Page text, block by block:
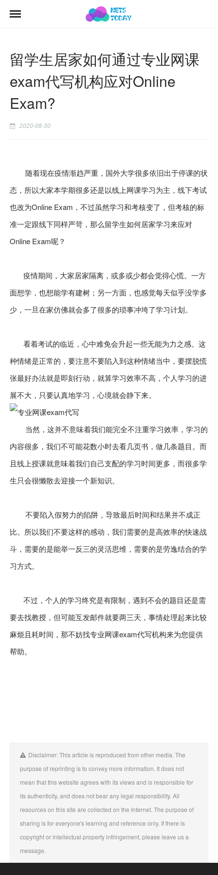
留学生居家如何通过专业网课
exam代写机构应对Online
Exam?
2020-08-30
随着现在疫情渐趋严重，国外大学很多依旧出于停课的状
态，所以大家本学期很多还是以线上网课学习为主，线下考试
也改为Online Exam，不过虽然学习和考核变了，但考核的标
准一定跟线下同样严苛，那么留学生如何居家学习来应对
Online Exam呢？
疫情期间，大家居家隔离，或多或少都会觉得心慌。一方
面想学，也想能学有建树；另一方面，也感觉每天似乎没学多
少，一旦在家仿佛就会多了很多的琐事冲垮了学习计划。
看着考试的临近，心中难免会升起一些无能为力之感。这
种情绪是正常的，要注意不要陷入到这种情绪当中，要摆脱慌
张最好办法就是即刻行动，就算学习效率不高，个人学习的进
展不大，只要认真地学习，心境就会静下来。
当然，这并不意味着我们能完全不注重学习效率，学习的
内容很多，我们不可能花数小时去看几页书，做几条题目。而
且线上授课就意味着我们自己支配的学习时间更多，而很多学
生只会很懒散去迎接一个新知识。
不要陷入假努力的陷阱，导致最后时间和结果并不成正
比。所以我们不要这样的感动，我们需要的是高效率的快速战
斗，需要的是能举一反三的灵活思维，需要的是劳逸结合的学
习方式。
不过，个人的学习终究是有限制，遇到不会的题目还是需
要去找教授，但可能互发邮件就要两三天，事情处理起来比较
麻烦且耗时间，那不妨找专业网课exam代写机构来为您提供
帮助。
Disclaimer: This article is reproduced from other media. The
purpose of reprinting is to convey more information. It does not
mean that this website agrees with its views and is responsible for
its authenticity, and does not bear any legal responsibility. All
resources on this site are collected on the Internet. The purpose of
sharing is for everyone's learning and reference only. If there is
copyright or intellectual property infringement, please leave us a
message.